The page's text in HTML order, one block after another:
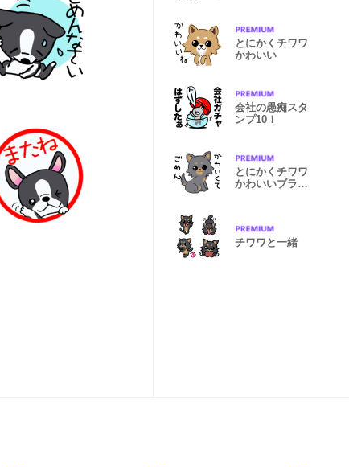
とにかくチワワ
かわいい
会社の愚痴スタ
ンプ10！
とにかくチワワ
かわいいブラッ
チワワと一緒